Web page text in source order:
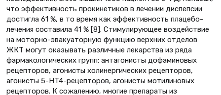
что эффективность прокинетиков в лечении диспепсии
достигла 61 %, в то время как эффективность плацебо-
лечения составила 41 % [8]. Стимулирующее воздействие
на моторно-эвакуаторную функцию верхних отделов
ЖКТ могут оказывать различные лекарства из ряда
фармакологических групп: антагонисты дофаминовых
рецепторов, агонисты холинергических рецепторов,
агонисты 5-HT4-рецепторов, агонисты мотилиновых
рецепторов. К сожалению, многие препараты из